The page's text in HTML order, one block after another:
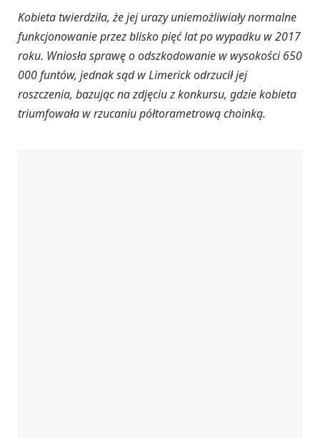
Kobieta twierdziła, że jej urazy uniemożliwiały normalne
funkcjonowanie przez blisko pięć lat po wypadku w 2017
roku. Wniosła sprawę o odszkodowanie w wysokości 650
000 funtów, jednak sąd w Limerick odrzucił jej
roszczenia, bazując na zdjęciu z konkursu, gdzie kobieta
triumfowała w rzucaniu półtorametrową choinką.